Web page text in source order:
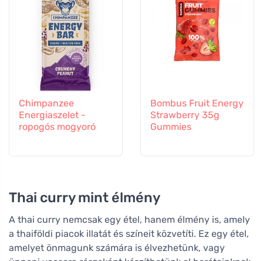
Chimpanzee
Energiaszelet -
ropogós mogyoró
Bombus Fruit Energy
Strawberry 35g
Gummies
Thai curry mint élmény
A thai curry nemcsak egy étel, hanem élmény is, amely
a thaiföldi piacok illatát és színeit közvetíti. Ez egy étel,
amelyet önmagunk számára is élvezhetünk, vagy